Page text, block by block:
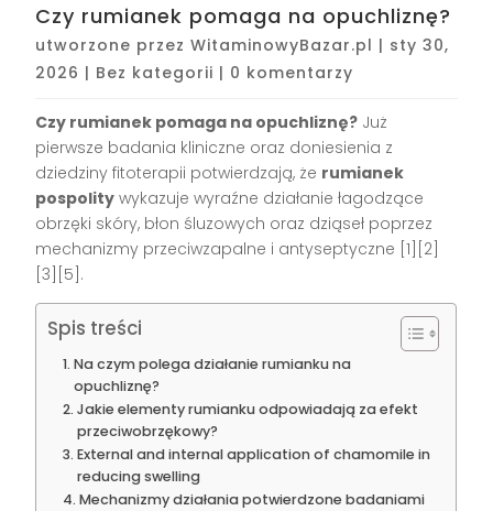
Czy rumianek pomaga na opuchliznę?
utworzone przezWitaminowyBazar.pl | sty 30,
2026 | Bez kategorii | 0 komentarzy
Czy rumianek pomaga na opuchliznę? Już
pierwsze badania kliniczne oraz doniesienia z
dziedziny fitoterapii potwierdzają, że rumianek
pospolity wykazuje wyraźne działanie łagodzące
obrzęki skóry, błon śluzowych oraz dziąseł poprzez
mechanizmy przeciwzapalne i antyseptyczne [1][2]
[3][5] .
Spis treści
Na czym polega działanie rumianku na
opuchliznę?
Jakie elementy rumianku odpowiadają za efekt
przeciwobrzękowy?
External and internal application of chamomile in
reducing swelling
Mechanizmy działania potwierdzone badaniami